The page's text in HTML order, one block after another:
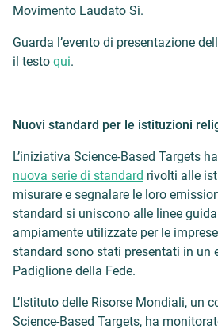
Movimento Laudato Sì.
Guarda l’evento di presentazione
il testo qui.
Nuovi standard per le istituzioni
L’iniziativa Science-Based Targets
nuova serie di standard rivolti alle
misurare e segnalare le loro
standard si uniscono alle linee
ampiamente utilizzate per le
standard sono stati presentati in un
Padiglione della Fede.
L’Istituto delle Risorse Mondiali, un
Science-Based Targets, ha